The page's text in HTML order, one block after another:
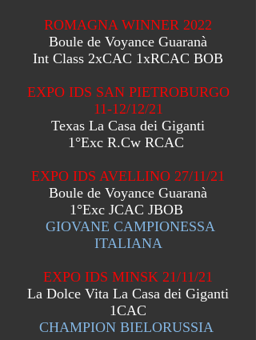
ROMAGNA WINNER 2022
Boule de Voyance Guaranà
Int Class 2xCAC 1xRCAC BOB
EXPO IDS SAN PIETROBURGO
11-12/12/21
Texas La Casa dei Giganti
1°Exc R.Cw RCAC
EXPO IDS AVELLINO 27/11/21
Boule de Voyance Guaranà
1°Exc JCAC JBOB
GIOVANE CAMPIONESSA
ITALIANA
EXPO IDS MINSK 21/11/21
La Dolce Vita La Casa dei Giganti
1CAC
CHAMPION BIELORUSSIA